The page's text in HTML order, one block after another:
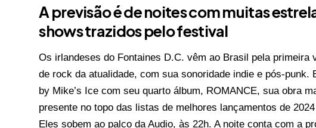
A previsão é de noites com muitas
shows trazidos pelo festival
Os irlandeses do Fontaines D.C. vêm ao Brasil pela primeira
de rock da atualidade, com sua sonoridade indie e pós-punk.
by Mike’s Ice com seu quarto álbum, ROMANCE, sua obra
presente no topo das listas de melhores lançamentos de
Eles sobem ao palco da Audio, às 22h. A noite conta com a